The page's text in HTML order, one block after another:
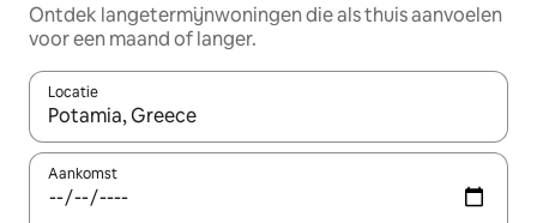
Ontdek langetermijnwoningen die als thuis aanvoelen
voor een maand of langer.
Locatie
Wanneer er resultaten beschikbaar zijn, maak je een keuze
Aankomst